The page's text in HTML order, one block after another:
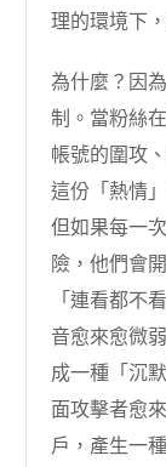
理的環境下
為什麼？因
制。當粉絲
帳號的圍攻
這份「熱情
但如果每一
險，他們會
「連看都不
音愈來愈微
成一種「沉
面攻擊者愈
戶，產生一